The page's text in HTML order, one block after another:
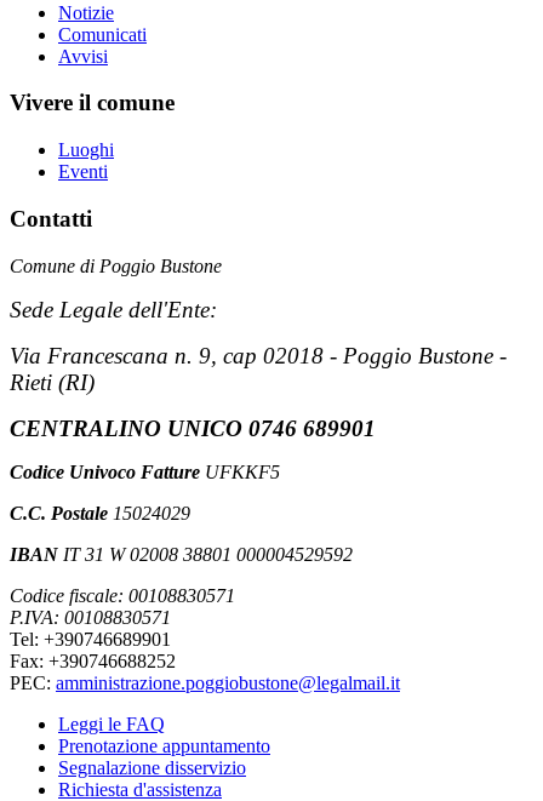
Notizie
Comunicati
Avvisi
Vivere il comune
Luoghi
Eventi
Contatti
Comune di Poggio Bustone
Sede Legale dell'Ente:
Via Francescana n. 9, cap 02018 - Poggio Bustone -
Rieti (RI)
CENTRALINO UNICO 0746 689901
Codice Univoco Fatture UFKKF5
C.C. Postale 15024029
IBAN IT 31 W 02008 38801 000004529592
Codice fiscale: 00108830571
P.IVA: 00108830571
Tel: +390746689901
Fax: +390746688252
PEC: amministrazione.poggiobustone@legalmail.it
Leggi le FAQ
Prenotazione appuntamento
Segnalazione disservizio
Richiesta d'assistenza